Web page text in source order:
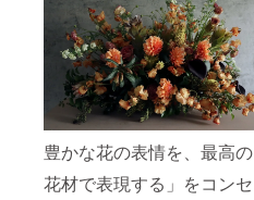
豊かな花の表情を、最高の
花材で表現する」をコンセ